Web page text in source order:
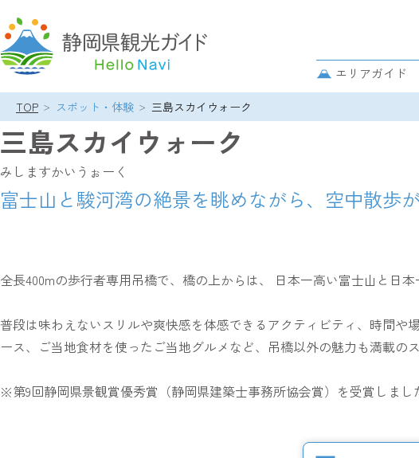
ロ
ー
ル
ー
サ
ビ
ョ
エリアガイド
ン
ク
ズ
リ
ス
TOP スポット・体験 三島スカイウォーク
三島スカイウォーク
みしますかいうぉーく
富士山と駿河湾の絶景を眺めながら、空中散歩
全長400mの歩行者専用吊橋で、橋の上からは、 日本一高い富士山と日
普段は味わえないスリルや爽快感を体感できるアクティビティ、時間
ース、ご当地食材を使ったご当地グルメなど、吊橋以外の魅力も満載のス
※第9回静岡県景観賞優秀賞（静岡県建築士事務所協会賞）を受賞しまし